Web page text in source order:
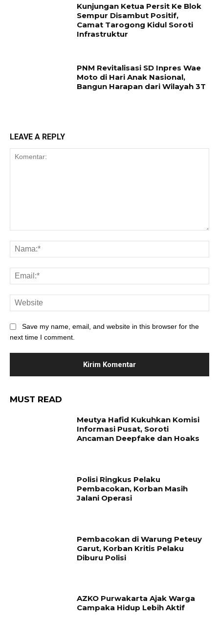
Kunjungan Ketua Persit Ke Blok
Sempur Disambut Positif,
Camat Tarogong Kidul Soroti
Infrastruktur
PNM Revitalisasi SD Inpres Wae
Moto di Hari Anak Nasional,
Bangun Harapan dari Wilayah 3T
LEAVE A REPLY
Save my name, email, and website in this browser for the
next time I comment.
MUST READ
Meutya Hafid Kukuhkan Komisi
Informasi Pusat, Soroti
Ancaman Deepfake dan Hoaks
Polisi Ringkus Pelaku
Pembacokan, Korban Masih
Jalani Operasi
Pembacokan di Warung Peteuy
Garut, Korban Kritis Pelaku
Diburu Polisi
AZKO Purwakarta Ajak Warga
Campaka Hidup Lebih Aktif